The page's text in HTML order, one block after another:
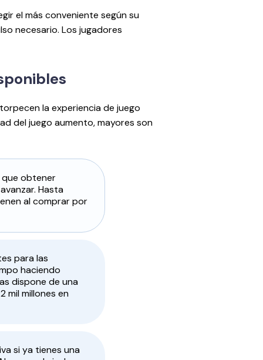
el más conveniente según su
necesario. Los jugadores
la experiencia de juego
del juego aumento, mayores son
que obtener
Hasta
al comprar por
para las
haciendo
dispone de una
mil millones en
si ya tienes una